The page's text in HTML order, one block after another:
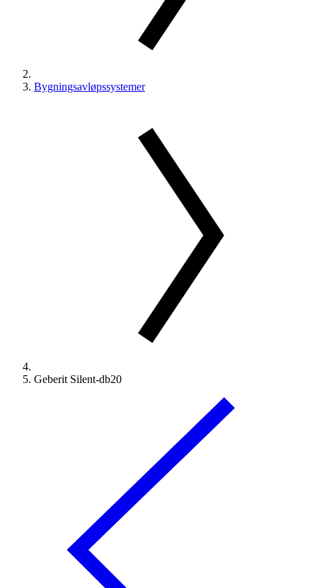
Bygningsavløpssystemer
Geberit Silent-db20